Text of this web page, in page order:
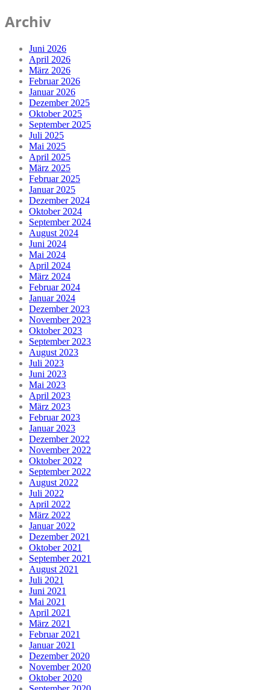
Archiv
Juni 2026
April 2026
März 2026
Februar 2026
Januar 2026
Dezember 2025
Oktober 2025
September 2025
Juli 2025
Mai 2025
April 2025
März 2025
Februar 2025
Januar 2025
Dezember 2024
Oktober 2024
September 2024
August 2024
Juni 2024
Mai 2024
April 2024
März 2024
Februar 2024
Januar 2024
Dezember 2023
November 2023
Oktober 2023
September 2023
August 2023
Juli 2023
Juni 2023
Mai 2023
April 2023
März 2023
Februar 2023
Januar 2023
Dezember 2022
November 2022
Oktober 2022
September 2022
August 2022
Juli 2022
April 2022
März 2022
Januar 2022
Dezember 2021
Oktober 2021
September 2021
August 2021
Juli 2021
Juni 2021
Mai 2021
April 2021
März 2021
Februar 2021
Januar 2021
Dezember 2020
November 2020
Oktober 2020